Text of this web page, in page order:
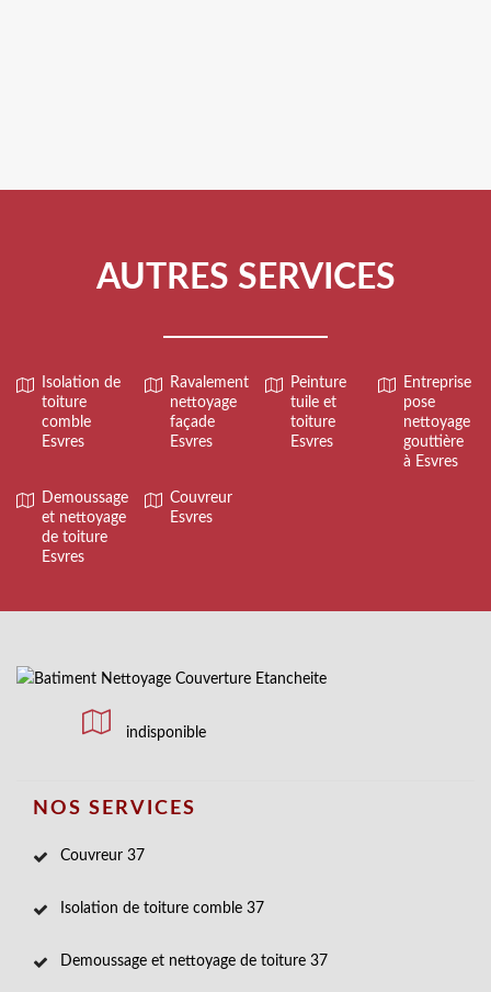
AUTRES SERVICES
Isolation de
toiture
comble
Esvres
Ravalement
nettoyage
façade
Esvres
Peinture
tuile et
toiture
Esvres
Entreprise
pose
nettoyage
gouttière
à Esvres
Demoussage
et nettoyage
de toiture
Esvres
Couvreur
Esvres
indisponible
NOS SERVICES
Couvreur 37
Isolation de toiture comble 37
Demoussage et nettoyage de toiture 37